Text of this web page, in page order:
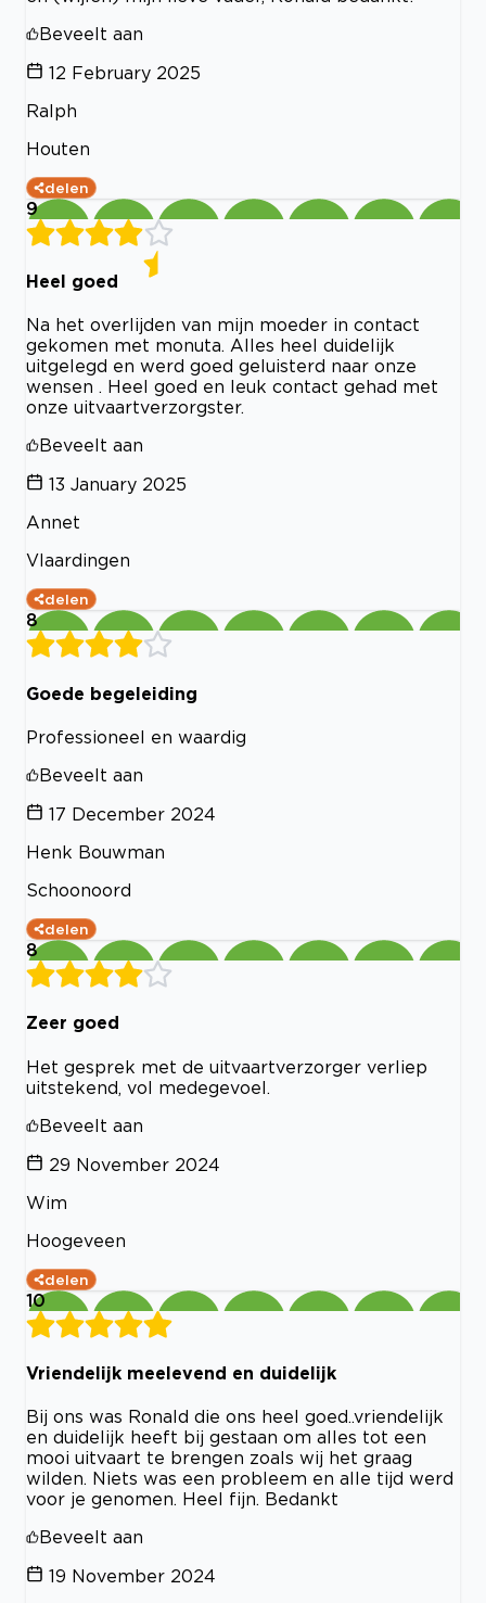
Beveelt aan
12 February 2025
Ralph
Houten
delen
9
Heel goed
Na het overlijden van mijn moeder in contact
gekomen met monuta. Alles heel duidelijk
uitgelegd en werd goed geluisterd naar onze
wensen . Heel goed en leuk contact gehad met
onze uitvaartverzorgster.
Beveelt aan
13 January 2025
Annet
Vlaardingen
delen
8
Goede begeleiding
Professioneel en waardig
Beveelt aan
17 December 2024
Henk Bouwman
Schoonoord
delen
8
Zeer goed
Het gesprek met de uitvaartverzorger verliep
uitstekend, vol medegevoel.
Beveelt aan
29 November 2024
Wim
Hoogeveen
delen
10
Vriendelijk meelevend en duidelijk
Bij ons was Ronald die ons heel goed..vriendelijk
en duidelijk heeft bij gestaan om alles tot een
mooi uitvaart te brengen zoals wij het graag
wilden. Niets was een probleem en alle tijd werd
voor je genomen. Heel fijn. Bedankt
Beveelt aan
19 November 2024